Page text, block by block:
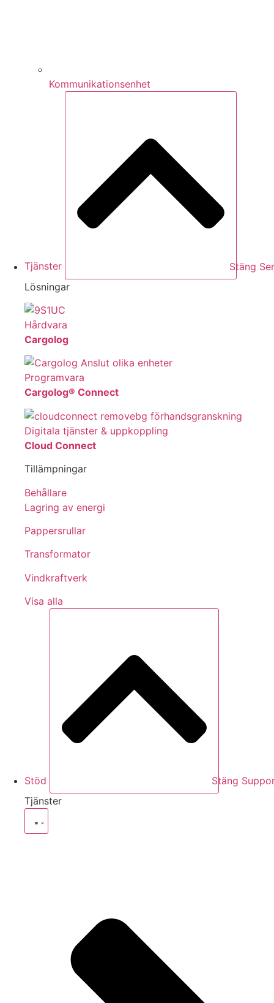
Kommunikationsenhet
Tjänster
Stäng
Lösningar
Hårdvara
Cargolog
Programvara
Cargolog® Connect
Digitala tjänster & uppkoppling
Cloud Connect
Tillämpningar
Behållare
Lagring av energi
Pappersrullar
Transformator
Vindkraftverk
Visa alla
Stöd
Stäng
Tjänster